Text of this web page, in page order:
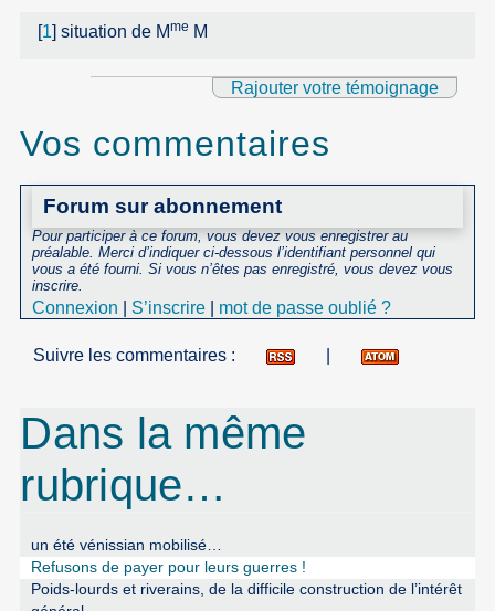
[1]situation de Mme M
Rajouter votre témoignage
Vos commentaires
Forum sur abonnement
Pour participer à ce forum, vous devez vous enregistrer au
préalable. Merci d’indiquer ci-dessous l’identifiant personnel qui
vous a été fourni. Si vous n’êtes pas enregistré, vous devez vous
inscrire.
Connexion S’inscrire mot de passe oublié ?
Suivre les commentaires :
Dans la même
rubrique…
un été vénissian mobilisé…
Refusons de payer pour leurs guerres !
Poids-lourds et riverains, de la difficile construction de l’intérêt